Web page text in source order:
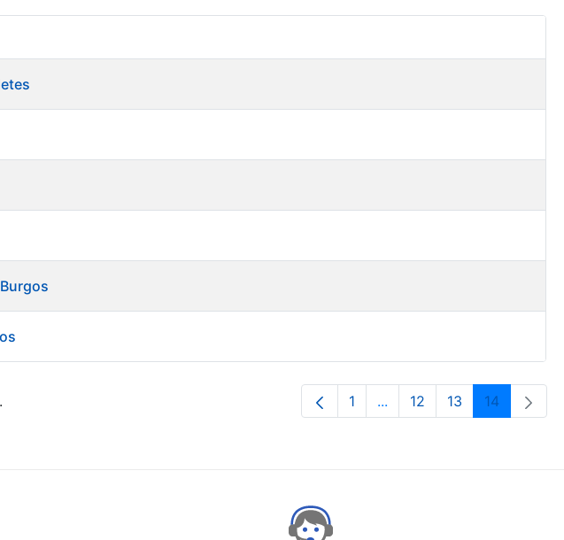
Página
1 ...Páginas intermedias Use
Página
12 Página
13 Página
14